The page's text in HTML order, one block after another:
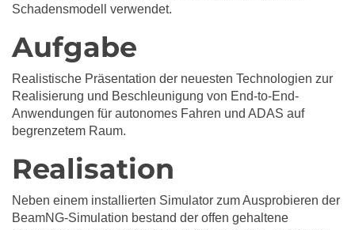
Schadensmodell verwendet.
Aufgabe
Realistische Präsentation der neuesten Technologien zur
Realisierung und Beschleunigung von End-to-End-
Anwendungen für autonomes Fahren und ADAS auf
begrenzetem Raum.
Realisation
Neben einem installierten Simulator zum Ausprobieren der
BeamNG-Simulation bestand der offen gehaltene